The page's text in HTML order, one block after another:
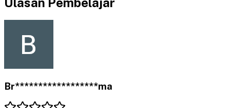
Br******************ma